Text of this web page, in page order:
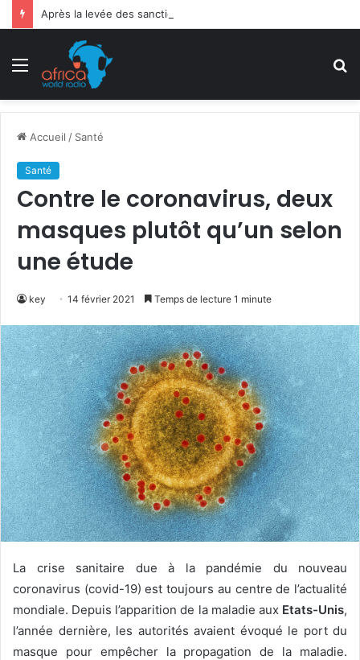
Menu
Accueil / Santé
Santé
Contre le coronavirus, deux
masques plutôt qu’un selon
une étude
key 14 février 2021 Temps de lecture 1 minute
La crise sanitaire due à la pandémie du nouveau
coronavirus (covid-19) est toujours au centre de l’actualité
mondiale. Depuis l’apparition de la maladie aux Etats-Unis,
l’année dernière, les autorités avaient évoqué le port du
masque pour empêcher la propagation de la maladie.